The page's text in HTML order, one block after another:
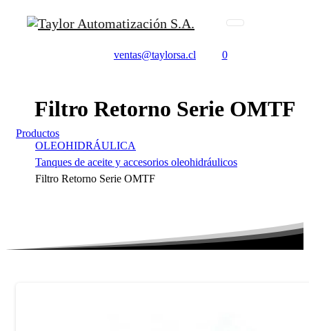
ventas@taylorsa.cl 0
Filtro Retorno Serie OMTF
Productos
OLEOHIDRÁULICA
Tanques de aceite y accesorios oleohidráulicos
Filtro Retorno Serie OMTF